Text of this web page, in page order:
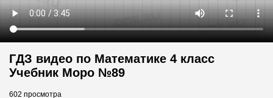
ГДЗ видео по Математике 4 класс
Учебник Моро №89
602 просмотра